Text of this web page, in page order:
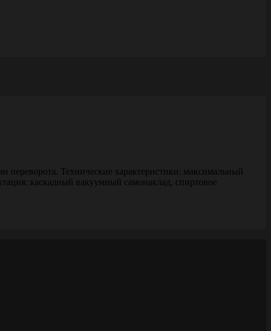
переворота. Технические характеристики: максимальный
каскадный вакуумный самонаклад, спиртовое